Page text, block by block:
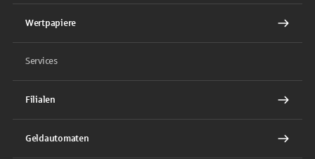
Wertpapiere
Services
Filialen
Geldautomaten